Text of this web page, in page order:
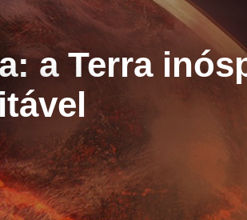
a Terra